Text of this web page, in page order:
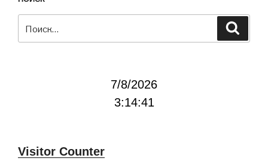
7/8/2026
3:14:42
Visitor Counter